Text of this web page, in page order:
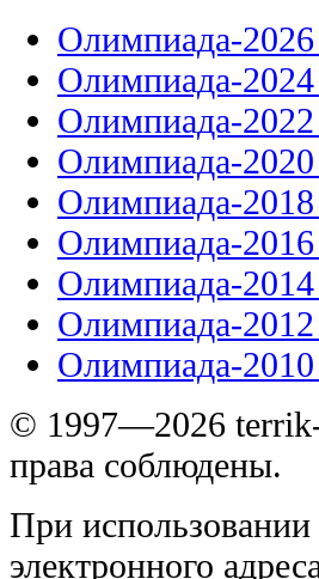
Олимпиада-
Олимпиада-
Олимпиада-
Олимпиада-
Олимпиада-
Олимпиада-
Олимпиада-
Олимпиада-
Олимпиада-
© 1997—2026
права соблюдены.
При
электронного